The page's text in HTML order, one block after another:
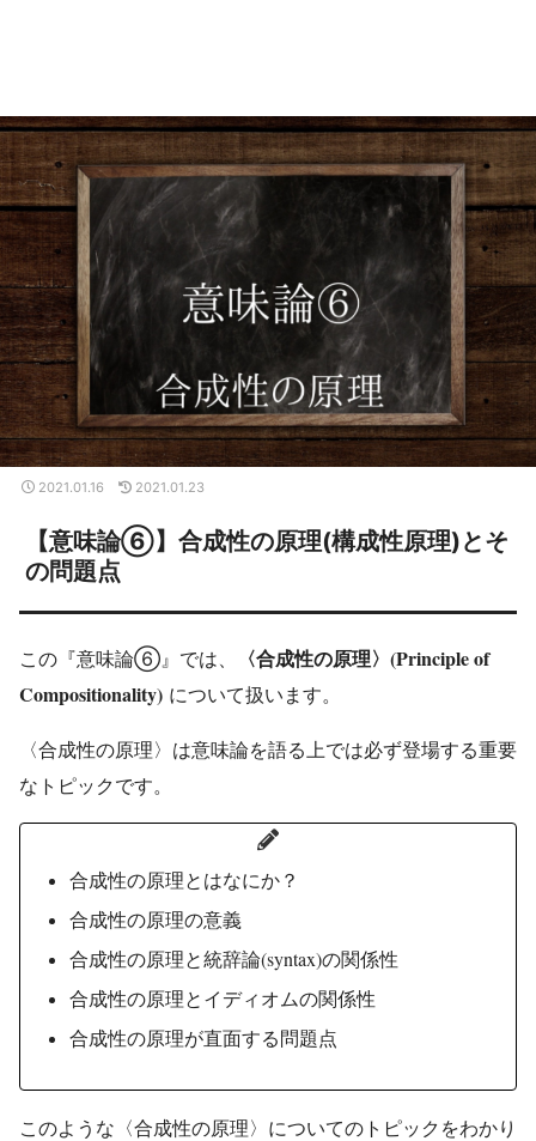
【意味論⑥】合成性の原理(構成性原理)とそ
の問題点
2021.01.16 2021.01.23
この『意味論⑥』では、 〈合成性の原理〉 (Principle of
Compositionality) について扱います。
〈合成性の原理〉は意味論を語る上では必ず登場する重要
なトピックです。
合成性の原理とはなにか？
合成性の原理の意義
合成性の原理と統辞論(syntax)の関係性
合成性の原理とイディオムの関係性
合成性の原理が直面する問題点
このような〈合成性の原理〉についてのトピックをわかり